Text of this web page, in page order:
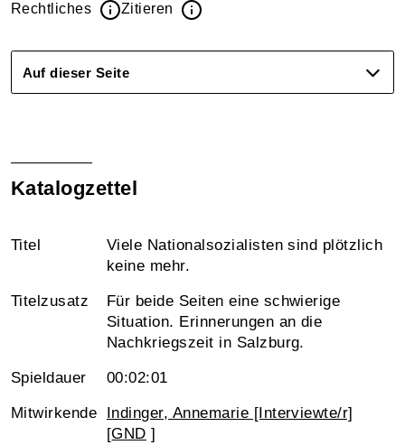
Rechtliches Zitieren
Auf dieser Seite
Katalogzettel
Titel
Viele Nationalsozialisten sind plötzlich
keine mehr.
Titelzusatz
Für beide Seiten eine schwierige
Situation. Erinnerungen an die
Nachkriegszeit in Salzburg.
Spieldauer 00:02:01
Mitwirkende
Indinger, Annemarie [Interviewte/r]
[GND ]